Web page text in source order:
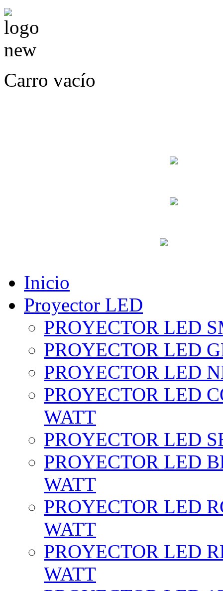
Carro vacío
Inicio
Proyector LED
PROYECTOR LED
PROYECTOR LED
PROYECTOR LED
PROYECTOR LED
WATT
PROYECTOR LED
PROYECTOR LED
WATT
PROYECTOR LED
WATT
PROYECTOR LED
WATT